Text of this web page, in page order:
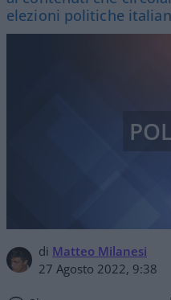
elezioni politiche
di Matteo Milanesi
27 Agosto 2022, 9:38